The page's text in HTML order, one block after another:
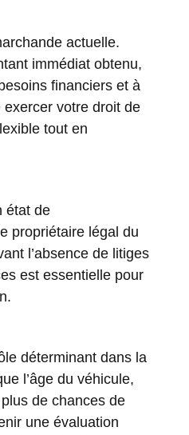
actuelle.
immédiat obtenu,
financiers et à
votre droit de
tout en
état de
propriétaire légal du
l’absence de litiges
est essentielle pour
déterminant dans la
l’âge du véhicule,
de chances de
une évaluation